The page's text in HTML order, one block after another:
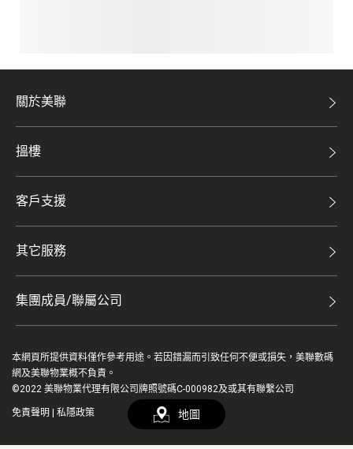
登入 / 註冊
简 EN 地圖
關於美聯
美聯集團
集團動態
人才招募
網站地圖
搵樓
二手盤
買賣流程
客戶支援
自助放盤
豪宅分行
查詢熱線
聯絡我們
繳款方式
其它服務
豪宅資訊
美善會
集團成員/聯屬公司
鋑聯控股*
美聯工商舖*
本網頁所提供資料僅作參考用途。若因錯漏而引致任何不便或損失，美聯數碼
網及美聯物業概不負責。
©2022 美聯物業代理有限公司牌照號碼C-000982及或其有聯繫公司
免責聲明 私隱政策